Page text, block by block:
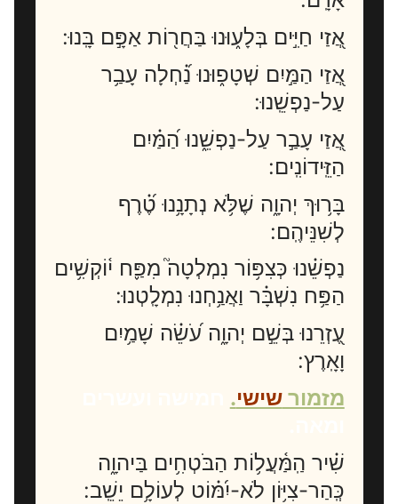
אֲ֭זַי חַיִּ֣ים בְּלָע֑וּנוּ בַּחֲר֖וֹת אַפָּ֣ם בָּֽנוּ:
אֲ֭זַי הַמַּ֣יִם שְׁטָפ֑וּנוּ נַ֝֗חְלָה עָבַ֥ר
עַל-נַפְשֵֽׁנוּ:
אֲ֭זַי עָבַ֣ר עַל-נַפְשֵׁ֑נוּ הַ֝מַּ֗יִם
הַזֵּֽידוֹנִֽים:
בָּר֥וּךְ יְהוָ֑ה שֶׁלֹּ֥א נְתָנָ֥נוּ טֶ֝֗רֶף
לְשִׁנֵּיהֶֽם:
נַפְשֵׁ֗נוּ כְּצִפּ֥וֹר נִמְלְטָה֮ מִפַּ֪ח י֫וֹקְשִׁ֥ים
הַפַּ֥ח נִשְׁבָּ֗ר וַאֲנַ֥חְנוּ נִמְלָֽטְנוּ:
עֶ֭זְרֵנוּ בְּשֵׁ֣ם יְהוָ֑ה עֹ֝שֵׂ֗ה שָׁמַ֥יִם
וָאָֽרֶץ:
מזמורשישי.
שִׁ֗יר הַֽמַּ֫עֲל֥וֹת הַבֹּטְחִ֥ים בַּיהוָ֑ה
כְּֽהַר-צִיּ֥וֹן לֹא-יִ֝מּ֗וֹט לְעוֹלָ֥ם יֵשֵֽׁב: